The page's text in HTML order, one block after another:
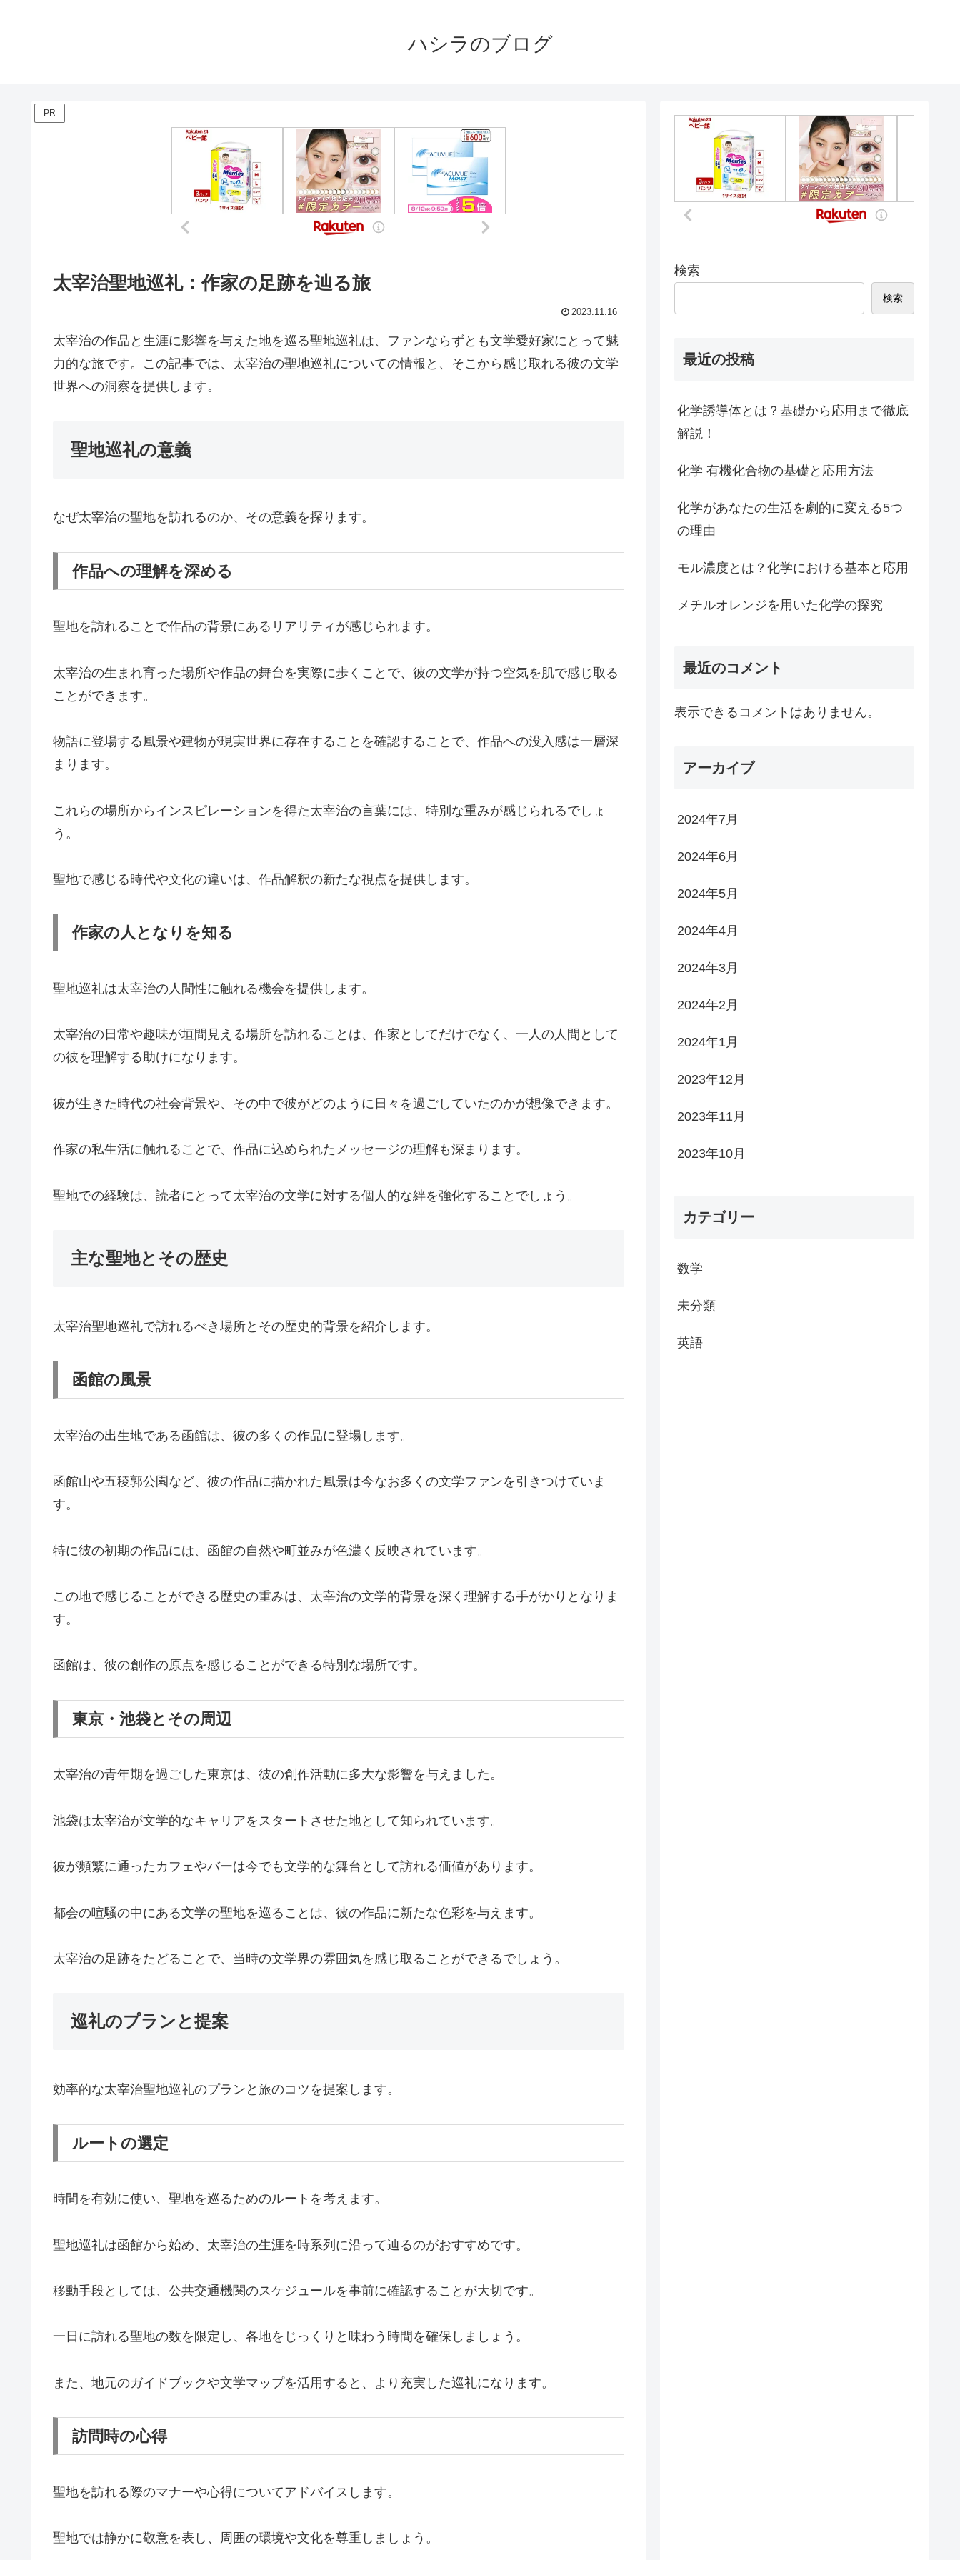
ハシラのブログ
PR
太宰治聖地巡礼：作家の足跡を辿る旅
2023.11.16
太宰治の作品と生涯に影響を与えた地を巡る聖地巡礼は、ファンならずとも文学愛好家にとって魅
力的な旅です。この記事では、太宰治の聖地巡礼についての情報と、そこから感じ取れる彼の文学
世界への洞察を提供します。
聖地巡礼の意義
なぜ太宰治の聖地を訪れるのか、その意義を探ります。
作品への理解を深める
聖地を訪れることで作品の背景にあるリアリティが感じられます。
太宰治の生まれ育った場所や作品の舞台を実際に歩くことで、彼の文学が持つ空気を肌で感じ取る
ことができます。
物語に登場する風景や建物が現実世界に存在することを確認することで、作品への没入感は一層深
まります。
これらの場所からインスピレーションを得た太宰治の言葉には、特別な重みが感じられるでしょ
う。
聖地で感じる時代や文化の違いは、作品解釈の新たな視点を提供します。
作家の人となりを知る
聖地巡礼は太宰治の人間性に触れる機会を提供します。
太宰治の日常や趣味が垣間見える場所を訪れることは、作家としてだけでなく、一人の人間として
の彼を理解する助けになります。
彼が生きた時代の社会背景や、その中で彼がどのように日々を過ごしていたのかが想像できます。
作家の私生活に触れることで、作品に込められたメッセージの理解も深まります。
聖地での経験は、読者にとって太宰治の文学に対する個人的な絆を強化することでしょう。
主な聖地とその歴史
太宰治聖地巡礼で訪れるべき場所とその歴史的背景を紹介します。
函館の風景
太宰治の出生地である函館は、彼の多くの作品に登場します。
函館山や五稜郭公園など、彼の作品に描かれた風景は今なお多くの文学ファンを引きつけていま
す。
特に彼の初期の作品には、函館の自然や町並みが色濃く反映されています。
この地で感じることができる歴史の重みは、太宰治の文学的背景を深く理解する手がかりとなりま
す。
函館は、彼の創作の原点を感じることができる特別な場所です。
東京・池袋とその周辺
太宰治の青年期を過ごした東京は、彼の創作活動に多大な影響を与えました。
池袋は太宰治が文学的なキャリアをスタートさせた地として知られています。
彼が頻繁に通ったカフェやバーは今でも文学的な舞台として訪れる価値があります。
都会の喧騒の中にある文学の聖地を巡ることは、彼の作品に新たな色彩を与えます。
太宰治の足跡をたどることで、当時の文学界の雰囲気を感じ取ることができるでしょう。
巡礼のプランと提案
効率的な太宰治聖地巡礼のプランと旅のコツを提案します。
ルートの選定
時間を有効に使い、聖地を巡るためのルートを考えます。
聖地巡礼は函館から始め、太宰治の生涯を時系列に沿って辿るのがおすすめです。
移動手段としては、公共交通機関のスケジュールを事前に確認することが大切です。
一日に訪れる聖地の数を限定し、各地をじっくりと味わう時間を確保しましょう。
また、地元のガイドブックや文学マップを活用すると、より充実した巡礼になります。
訪問時の心得
聖地を訪れる際のマナーや心得についてアドバイスします。
聖地では静かに敬意を表し、周囲の環境や文化を尊重しましょう。
検索
検索
最近の投稿
化学誘導体とは？基礎から応用まで徹底
解説！
化学 有機化合物の基礎と応用方法
化学があなたの生活を劇的に変える5つ
の理由
モル濃度とは？化学における基本と応用
メチルオレンジを用いた化学の探究
最近のコメント
表示できるコメントはありません。
アーカイブ
2024年7月
2024年6月
2024年5月
2024年4月
2024年3月
2024年2月
2024年1月
2023年12月
2023年11月
2023年10月
カテゴリー
数学
未分類
英語